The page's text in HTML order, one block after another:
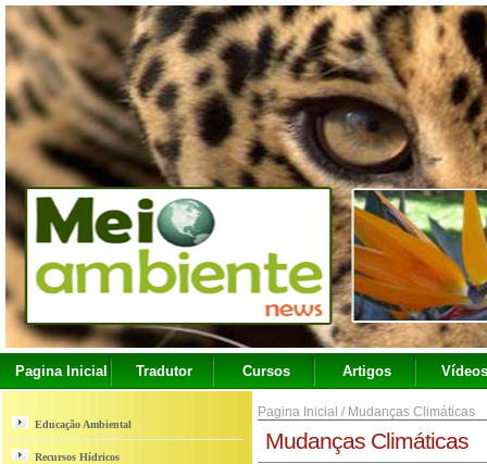
Pagina Inicial Tradutor Cursos Artigos Vídeos
Educação Ambiental
Recursos Hídricos
Pagina Inicial / Mudanças Climáticas
Mudanças Climáticas